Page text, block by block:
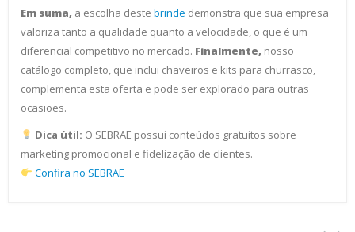
Em suma, a escolha deste brinde demonstra que sua empresa
valoriza tanto a qualidade quanto a velocidade, o que é um
diferencial competitivo no mercado. Finalmente, nosso
catálogo completo, que inclui chaveiros e kits para churrasco,
complementa esta oferta e pode ser explorado para outras
ocasiões.
Dica útil: O SEBRAE possui conteúdos gratuitos sobre
marketing promocional e fidelização de clientes.
Confira no SEBRAE